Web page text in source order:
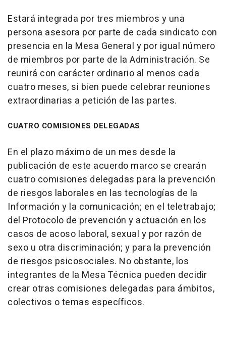
Estará integrada por tres miembros y una
persona asesora por parte de cada sindicato con
presencia en la Mesa General y por igual número
de miembros por parte de la Administración. Se
reunirá con carácter ordinario al menos cada
cuatro meses, si bien puede celebrar reuniones
extraordinarias a petición de las partes.
CUATRO COMISIONES DELEGADAS
En el plazo máximo de un mes desde la
publicación de este acuerdo marco se crearán
cuatro comisiones delegadas para la prevención
de riesgos laborales en las tecnologías de la
Información y la comunicación; en el teletrabajo;
del Protocolo de prevención y actuación en los
casos de acoso laboral, sexual y por razón de
sexo u otra discriminación; y para la prevención
de riesgos psicosociales. No obstante, los
integrantes de la Mesa Técnica pueden decidir
crear otras comisiones delegadas para ámbitos,
colectivos o temas específicos.